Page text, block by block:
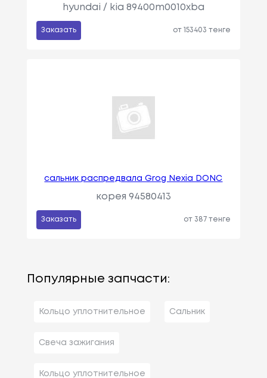
hyundai / kia 89400m0010xba
Заказать от 153403 тенге
сальник распредвала Grog Nexia DONC
корея 94580413
Заказать от 387 тенге
Популярные запчасти:
Кольцо уплотнительное Сальник
Свеча зажигания
Кольцо уплотнительное